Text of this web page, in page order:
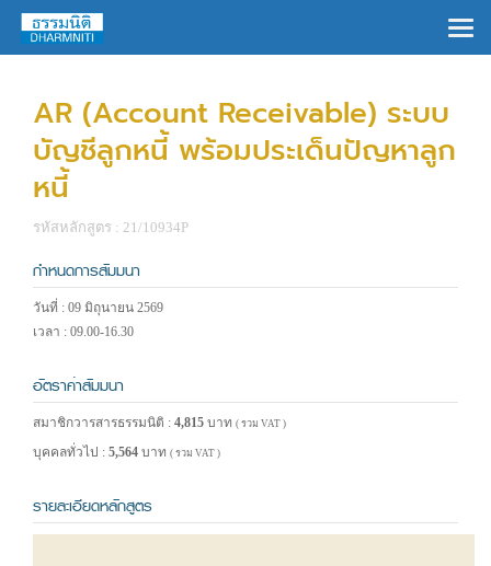
AR (Account Receivable) ระบบ
บัญชีลูกหนี้ พร้อมประเด็นปัญหาลูก
หนี้
รหัสหลักสูตร : 21/10934P
กำหนดการสัมมนา
วันที่ : 09 มิถุนายน 2569
เวลา : 09.00-16.30
อัตราค่าสัมมนา
สมาชิกวารสารธรรมนิติ : 4,815 บาท ( รวม VAT )
บุคคลทั่วไป : 5,564 บาท ( รวม VAT )
รายละเอียดหลักสูตร
×